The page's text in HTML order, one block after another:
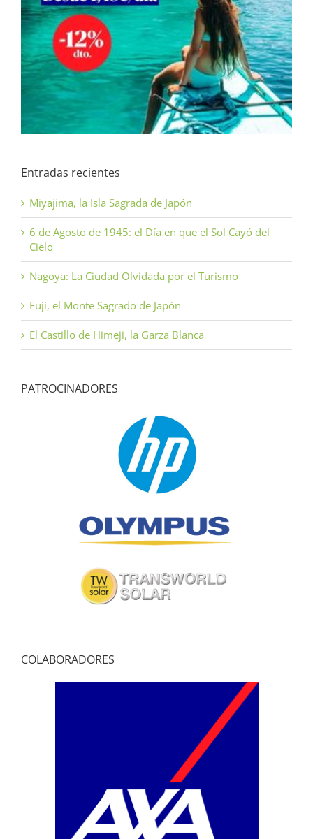
Entradas recientes
Miyajima, la Isla Sagrada de Japón
6 de Agosto de 1945: el Día en que el Sol Cayó del
Cielo
Nagoya: La Ciudad Olvidada por el Turismo
Fuji, el Monte Sagrado de Japón
El Castillo de Himeji, la Garza Blanca
PATROCINADORES
COLABORADORES